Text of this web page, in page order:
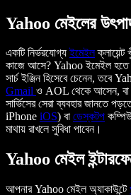
Yahoo মেইলের
একটি নির্ভরযোগ্য ইমেইল
কাজে আসে? Yahoo ইমেইল
সার্চ ইঞ্জিন হিসেবে চেনেন,
Gmail ও AOL থেকে আসেন, বা
সার্ভিসের সেরা ব্যবহার জানতে
iPhone iOS) বা ডেস্কটপ
মাথায় রাখলে সুবিধা পাবেন।
Yahoo মেইল
আপনার Yahoo মেইল অ্যাকাউন্টে